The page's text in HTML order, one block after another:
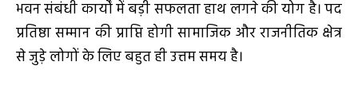
भवन संबंधी कार्यों में बड़ी सफलता हाथ लगने की योग है। पद
प्रतिष्ठा सम्मान की प्राप्ति होगी सामाजिक और राजनीतिक क्षेत्र
से जुड़े लोगों के लिए बहुत ही उत्तम समय है।